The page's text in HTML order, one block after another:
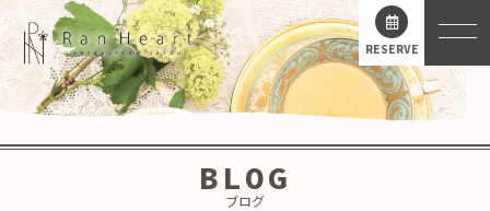
RESERVE
BLOG
ブログ